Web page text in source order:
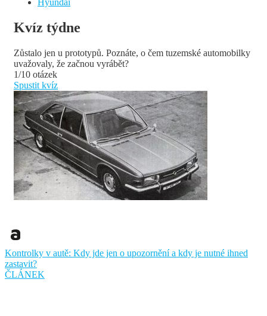
Hyundai
Kvíz týdne
Zůstalo jen u prototypů. Poznáte, o čem tuzemské automobilky
uvažovaly, že začnou vyrábět?
1/10 otázek
Spustit kvíz
Kontrolky v autě: Kdy jde jen o upozornění a kdy je nutné ihned
zastavit?
ČLÁNEK